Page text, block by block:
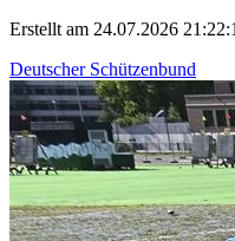
Erstellt am 24.07.2026
Deutscher Schützenbund